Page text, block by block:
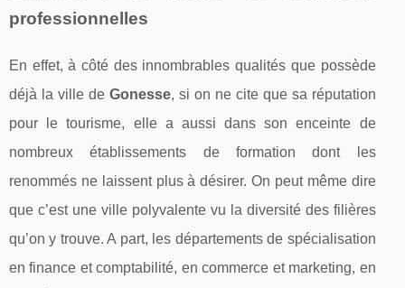
professionnelles
En effet, à côté des innombrables qualités que possède
déjà la ville de Gonesse, si on ne cite que sa réputation
pour le tourisme, elle a aussi dans son enceinte de
nombreux établissements de formation dont les
renommés ne laissent plus à désirer. On peut même dire
que c’est une ville polyvalente vu la diversité des filières
qu’on y trouve. A part, les départements de spécialisation
en finance et comptabilité, en commerce et marketing, en